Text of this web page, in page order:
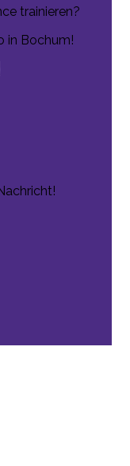
trainieren?
in Bochum!